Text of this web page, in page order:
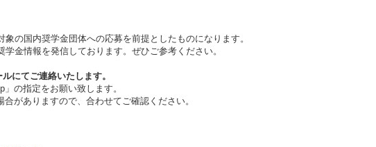
の国内奨学金団体への応募を前提としたものになります。
金情報を発信しております。ぜひご参考ください。
ルにてご連絡いたします。
の指定をお願い致します。
がありますので、合わせてご確認ください。